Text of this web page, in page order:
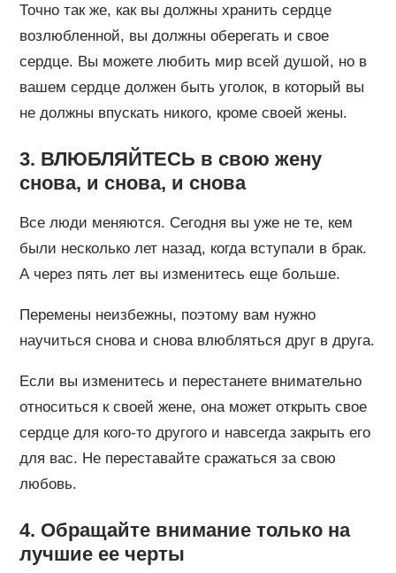
Точно так же, как вы должны хранить сердце
возлюбленной, вы должны оберегать и свое
сердце. Вы можете любить мир всей душой, но в
вашем сердце должен быть уголок, в который вы
не должны впускать никого, кроме своей жены.
3. ВЛЮБЛЯЙТЕСЬ в свою жену
снова, и снова, и снова
Все люди меняются. Сегодня вы уже не те, кем
были несколько лет назад, когда вступали в брак.
А через пять лет вы изменитесь еще больше.
Перемены неизбежны, поэтому вам нужно
научиться снова и снова влюбляться друг в друга.
Если вы изменитесь и перестанете внимательно
относиться к своей жене, она может открыть свое
сердце для кого-то другого и навсегда закрыть его
для вас. Не переставайте сражаться за свою
любовь.
4. Обращайте внимание только на
лучшие ее черты